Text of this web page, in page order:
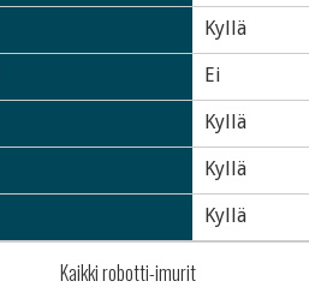
Kyllä
Ei
Kyllä
Kyllä
Kyllä
Kaikki robotti-imurit